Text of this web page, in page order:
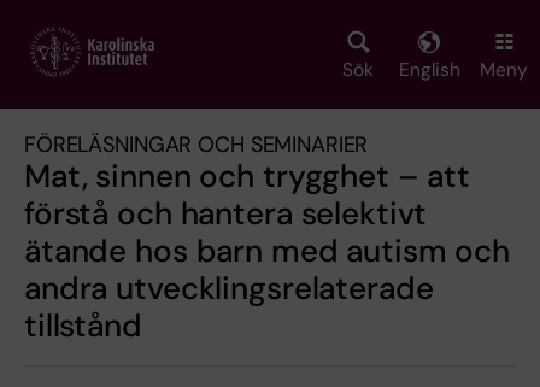
main
Sök English Meny
FÖRELÄSNINGAR OCH SEMINARIER
Mat, sinnen och trygghet – att
förstå och hantera selektivt
ätande hos barn med autism och
andra utvecklingsrelaterade
tillstånd